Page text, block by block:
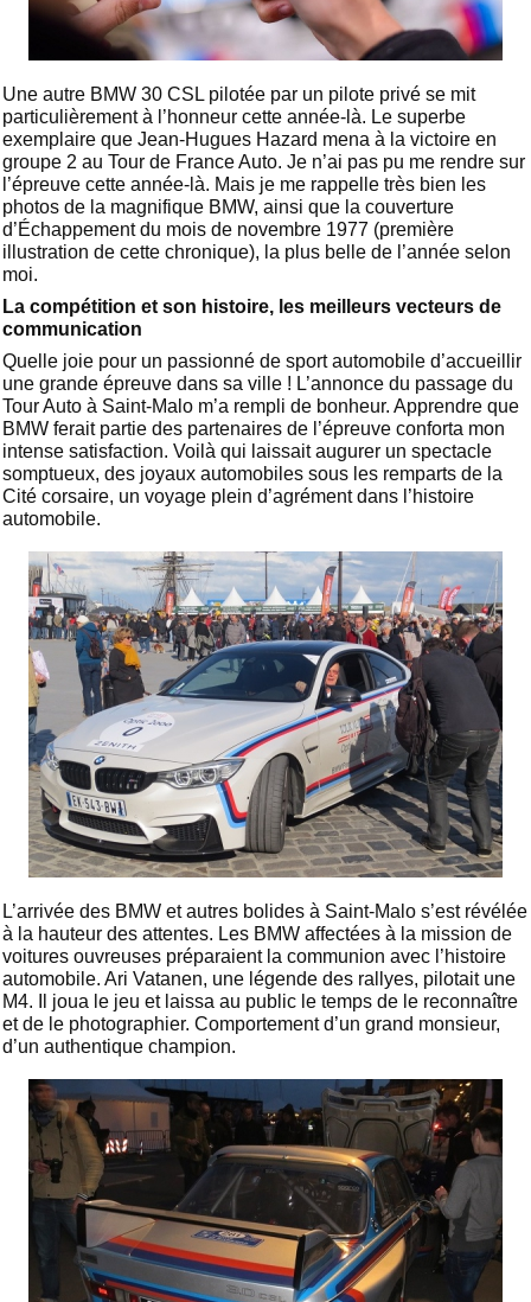
Une autre BMW 30 CSL pilotée par un pilote privé se mit
particulièrement à l’honneur cette année-là. Le superbe
exemplaire que Jean-Hugues Hazard mena à la victoire en
groupe 2 au Tour de France Auto. Je n’ai pas pu me rendre sur
l’épreuve cette année-là. Mais je me rappelle très bien les
photos de la magnifique BMW, ainsi que la couverture
d’Échappement du mois de novembre 1977 (première
illustration de cette chronique), la plus belle de l’année selon
moi.
La compétition et son histoire, les meilleurs vecteurs de
communication
Quelle joie pour un passionné de sport automobile d’accueillir
une grande épreuve dans sa ville ! L’annonce du passage du
Tour Auto à Saint-Malo m’a rempli de bonheur. Apprendre que
BMW ferait partie des partenaires de l’épreuve conforta mon
intense satisfaction. Voilà qui laissait augurer un spectacle
somptueux, des joyaux automobiles sous les remparts de la
Cité corsaire, un voyage plein d’agrément dans l’histoire
automobile.
L’arrivée des BMW et autres bolides à Saint-Malo s’est révélée
à la hauteur des attentes. Les BMW affectées à la mission de
voitures ouvreuses préparaient la communion avec l’histoire
automobile. Ari Vatanen, une légende des rallyes, pilotait une
M4. Il joua le jeu et laissa au public le temps de le reconnaître
et de le photographier. Comportement d’un grand monsieur,
d’un authentique champion.